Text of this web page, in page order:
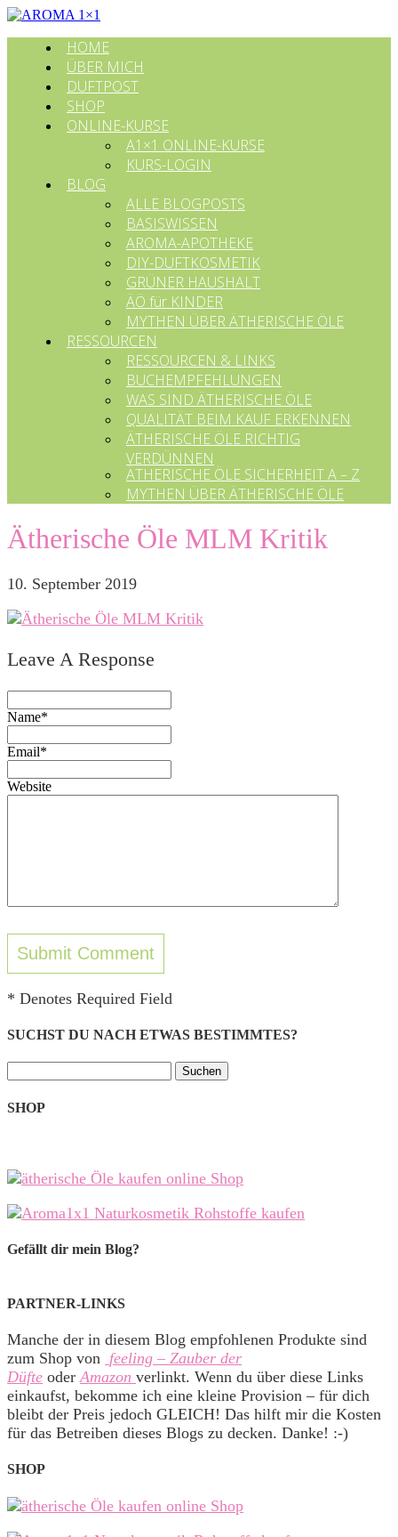
HOME
ÜBER MICH
DUFTPOST
SHOP
ONLINE-KURSE
A1×1 ONLINE-KURSE
KURS-LOGIN
BLOG
ALLE BLOGPOSTS
BASISWISSEN
AROMA-APOTHEKE
DIY-DUFTKOSMETIK
GRÜNER HAUSHALT
ÄÖ für KINDER
MYTHEN ÜBER ÄTHERISCHE ÖLE
RESSOURCEN
RESSOURCEN & LINKS
BUCHEMPFEHLUNGEN
WAS SIND ÄTHERISCHE ÖLE
QUALITÄT BEIM KAUF ERKENNEN
ÄTHERISCHE ÖLE RICHTIG
VERDÜNNEN
ÄTHERISCHE ÖLE SICHERHEIT A – Z
MYTHEN ÜBER ÄTHERISCHE ÖLE
Ätherische Öle MLM Kritik
10. September 2019
Leave A Response
Name*
Email*
Website
* Denotes Required Field
SUCHST DU NACH ETWAS BESTIMMTES?
nach:
SHOP
Gefällt dir mein Blog?
PARTNER-LINKS
Manche der in diesem Blog empfohlenen Produkte sind
zum Shop von feeling – Zauber der
Düfte oderAmazon verlinkt. Wenn du über diese Links
einkaufst, bekomme ich eine kleine Provision – für dich
bleibt der Preis jedoch GLEICH! Das hilft mir die Kosten
für das Betreiben dieses Blogs zu decken. Danke! :-)
SHOP